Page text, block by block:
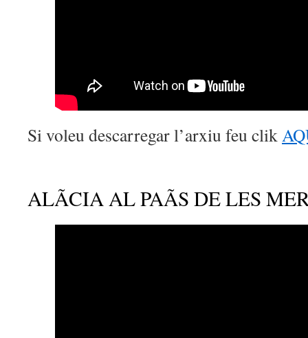
Si voleu descarregar l’arxiu feu clik
ALÃCIA AL PAÃS DE LES